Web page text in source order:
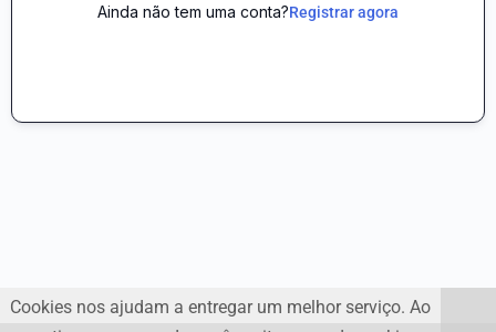
Ainda não tem uma conta?Registrar agora
Cookies nos ajudam a entregar um melhor serviço. Ao